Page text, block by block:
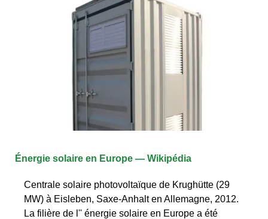
Énergie solaire en Europe — Wikipédia
Centrale solaire photovoltaïque de Krughütte (29
MW) à Eisleben, Saxe-Anhalt en Allemagne, 2012.
La filière de l'' énergie solaire en Europe a été